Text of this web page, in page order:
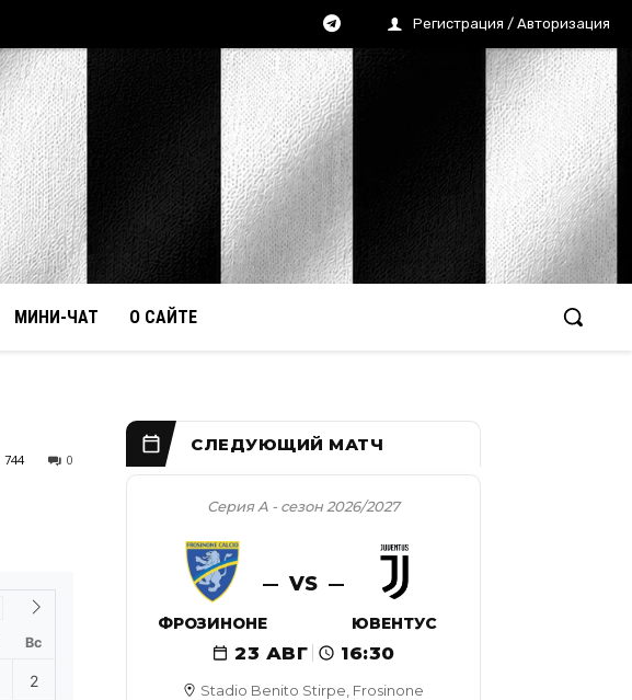
Регистрация / Авторизация
МИНИ-ЧАТ О САЙТЕ
0
744
Вс
2 Stadio Benito Stirpe, Frosinone
Серия А - сезон 2026/2027
ФРОЗИНОНЕ
VS
ЮВЕНТУС
23 АВГ 16:30